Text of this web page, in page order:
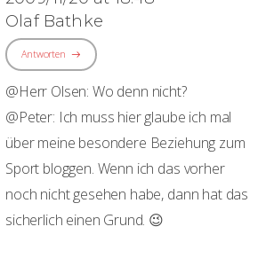
Olaf Bathke
Antworten
@Herr Olsen: Wo denn nicht?
@Peter: Ich muss hier glaube ich mal
über meine besondere Beziehung zum
Sport bloggen. Wenn ich das vorher
noch nicht gesehen habe, dann hat das
sicherlich einen Grund. 😉